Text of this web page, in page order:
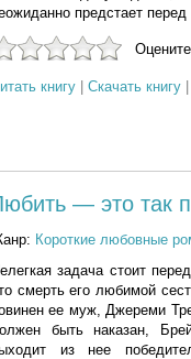
предстает
книгу Скачать книгу
— это так
Короткие любовные
задача стоит
смерть его любимой
ее муж, Джереми
быть наказан,
из нее